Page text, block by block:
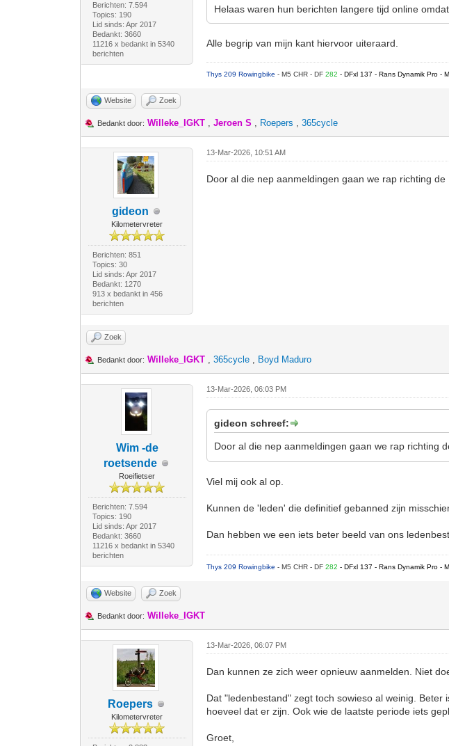
Berichten: 7.594
Topics: 190
Lid sinds: Apr 2017
Bedankt: 3660
11216 x bedankt in 5340
berichten
Helaas waren hun berichten langere tijd online
Alle begrip van mijn kant hiervoor uiteraard.
Thys 209 Rowingbike- M5 CHR - DF282- DFxl 137 - Rans Dynamik Pro -
Website Zoek
Bedankt door: Willeke_IGKT ,Jeroen S , Roepers ,365cycle
gideon
Kilometervreter
Berichten: 851
Topics: 30
Lid sinds: Apr 2017
Bedankt: 1270
913 x bedankt in 456
berichten
13-Mar-2026, 10:51 AM
Door al die nep aanmeldingen gaan we rap richting
Zoek
Bedankt door: Willeke_IGKT ,365cycle , Boyd Maduro
Wim -de
roetsende
Roeifietser
Berichten: 7.594
Topics: 190
Lid sinds: Apr 2017
Bedankt: 3660
11216 x bedankt in 5340
berichten
13-Mar-2026, 06:03 PM
gideon schreef:
Door al die nep aanmeldingen gaan we rap richting
Viel mij ook al op.
Kunnen de 'leden' die definitief gebanned zijn
Dan hebben we een iets beter beeld van ons
Thys 209 Rowingbike- M5 CHR - DF282- DFxl 137 - Rans Dynamik Pro -
Website Zoek
Bedankt door: Willeke_IGKT
Roepers
Kilometervreter
13-Mar-2026, 06:07 PM
Dan kunnen ze zich weer opnieuw aanmelden. Niet
Dat "ledenbestand" zegt toch sowieso al weinig.
hoeveel dat er zijn. Ook wie de laatste periode iets
Groet,